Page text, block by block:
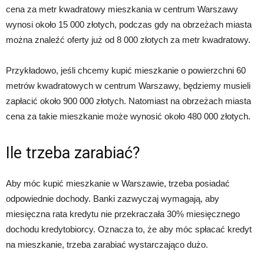
cena za metr kwadratowy mieszkania w centrum Warszawy
wynosi około 15 000 złotych, podczas gdy na obrzeżach miasta
można znaleźć oferty już od 8 000 złotych za metr kwadratowy.
Przykładowo, jeśli chcemy kupić mieszkanie o powierzchni 60
metrów kwadratowych w centrum Warszawy, będziemy musieli
zapłacić około 900 000 złotych. Natomiast na obrzeżach miasta
cena za takie mieszkanie może wynosić około 480 000 złotych.
Ile trzeba zarabiać?
Aby móc kupić mieszkanie w Warszawie, trzeba posiadać
odpowiednie dochody. Banki zazwyczaj wymagają, aby
miesięczna rata kredytu nie przekraczała 30% miesięcznego
dochodu kredytobiorcy. Oznacza to, że aby móc spłacać kredyt
na mieszkanie, trzeba zarabiać wystarczająco dużo.